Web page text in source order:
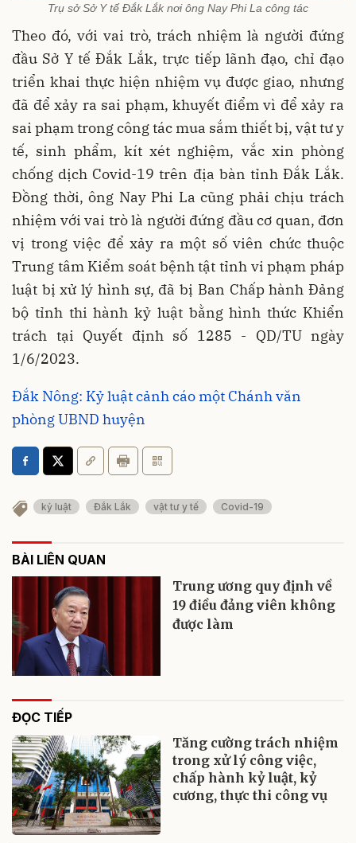
Trụ sở Sở Y tế Đắk Lắk nơi ông Nay Phi La công tác
Theo đó, với vai trò, trách nhiệm là người đứng
đầu Sở Y tế Đắk Lắk, trực tiếp lãnh đạo, chỉ đạo
triển khai thực hiện nhiệm vụ được giao, nhưng
đã để xảy ra sai phạm, khuyết điểm vì để xảy ra
sai phạm trong công tác mua sắm thiết bị, vật tư y
tế, sinh phẩm, kít xét nghiệm, vắc xin phòng
chống dịch Covid-19 trên địa bàn tỉnh Đắk Lắk.
Đồng thời, ông Nay Phi La cũng phải chịu trách
nhiệm với vai trò là người đứng đầu cơ quan, đơn
vị trong việc để xảy ra một số viên chức thuộc
Trung tâm Kiểm soát bệnh tật tỉnh vi phạm pháp
luật bị xử lý hình sự, đã bị Ban Chấp hành Đảng
bộ tỉnh thi hành kỷ luật bằng hình thức Khiển
trách tại Quyết định số 1285 - QD/TU ngày
1/6/2023.
Đắk Nông: Kỷ luật cảnh cáo một Chánh văn
phòng UBND huyện
kỷ luật Đắk Lắk vật tư y tế Covid-19
BÀI LIÊN QUAN
Trung ương quy định về
19 điều đảng viên không
được làm
ĐỌC TIẾP
Tăng cường trách nhiệm
trong xử lý công việc,
chấp hành kỷ luật, kỷ
cương, thực thi công vụ